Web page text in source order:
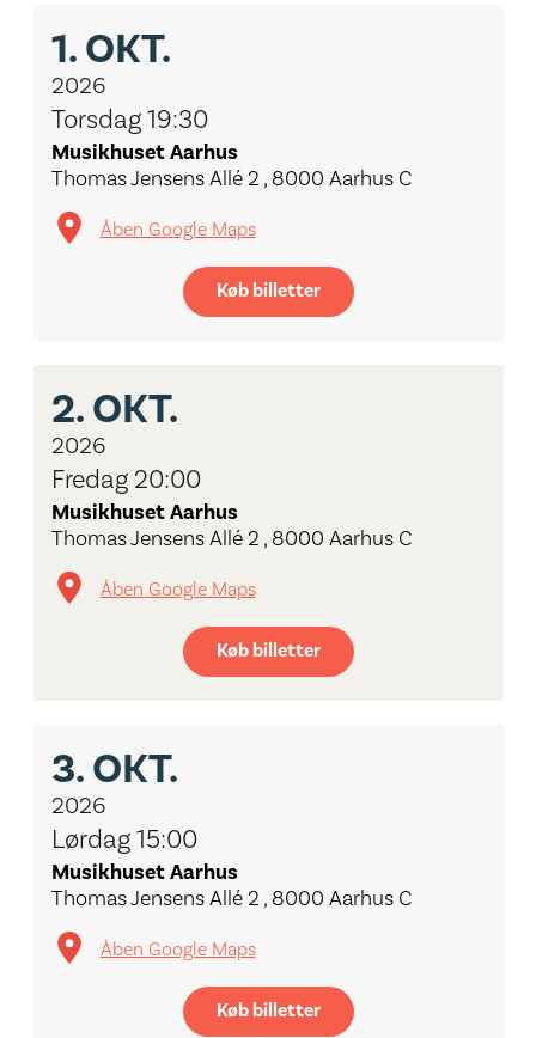
1.OKT.
2026
Torsdag 19:30
Musikhuset Aarhus
Thomas Jensens Allé 2 , 8000 Aarhus C
Åben Google Maps
Køb billetter
2.OKT.
2026
Fredag 20:00
Musikhuset Aarhus
Thomas Jensens Allé 2 , 8000 Aarhus C
Åben Google Maps
Køb billetter
3.OKT.
2026
Lørdag 15:00
Musikhuset Aarhus
Thomas Jensens Allé 2 , 8000 Aarhus C
Åben Google Maps
Køb billetter